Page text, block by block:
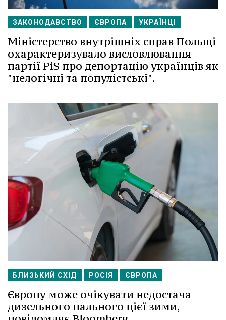
ЗАКОНОДАВСТВО ЄВРОПА УКРАЇНЦІ
Міністерство внутрішніх справ Польщі
охарактеризувало висловлювання
партії PiS про депортацію українців як
"нелогічні та популістські".
БЛИЗЬКИЙ СХІД РОСІЯ ЄВРОПА
Європу може очікувати недостача
дизельного пального цієї зими,